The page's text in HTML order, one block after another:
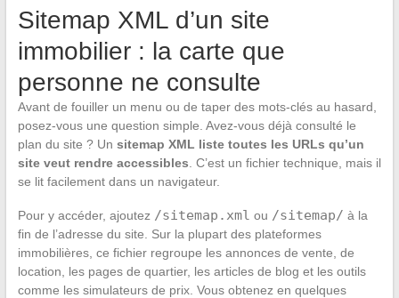
Sitemap XML d’un site
immobilier : la carte que
personne ne consulte
Avant de fouiller un menu ou de taper des mots-clés au hasard,
posez-vous une question simple. Avez-vous déjà consulté le
plan du site ? Un sitemap XML liste toutes les URLs qu’un
site veut rendre accessibles . C’est un fichier technique, mais il
se lit facilement dans un navigateur.
Pour y accéder, ajoutez /sitemap.xml ou /sitemap/ à la
fin de l’adresse du site. Sur la plupart des plateformes
immobilières, ce fichier regroupe les annonces de vente, de
location, les pages de quartier, les articles de blog et les outils
comme les simulateurs de prix. Vous obtenez en quelques